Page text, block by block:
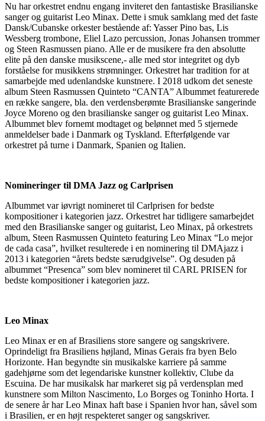
Nu har orkestret endnu engang inviteret den fantastiske Brasilianske
sanger og guitarist Leo Minax. Dette i smuk samklang med det faste
Dansk/Cubanske orkester bestående af: Yasser Pino bas, Lis
Wessberg trombone, Eliel Lazo percussion, Jonas Johansen trommer
og Steen Rasmussen piano. Alle er de musikere fra den absolutte
elite på den danske musikscene,- alle med stor integritet og dyb
forståelse for musikkens strømninger. Orkestret har tradition for at
samarbejde med udenlandske kunstnere. I 2018 udkom det seneste
album Steen Rasmussen Quinteto “CANTA” Albummet featurerede
en række sangere, bla. den verdensberømte Brasilianske sangerinde
Joyce Moreno og den brasilianske sanger og guitarist Leo Minax.
Albummet blev fornemt modtaget og belønnet med 5 stjernede
anmeldelser bade i Danmark og Tyskland. Efterfølgende var
orkestret på turne i Danmark, Spanien og Italien.
Nomineringer til DMA Jazz og Carlprisen
Albummet var iøvrigt nomineret til Carlprisen for bedste
kompositioner i kategorien jazz. Orkestret har tidligere samarbejdet
med den Brasilianske sanger og guitarist, Leo Minax, på orkestrets
album, Steen Rasmussen Quinteto featuring Leo Minax “Lo mejor
de cada casa”, hvilket resulterede i en nominering til DMAjazz i
2013 i kategorien “årets bedste særudgivelse”. Og desuden på
albummet “Presenca” som blev nomineret til CARL PRISEN for
bedste kompositioner i kategorien jazz.
Leo Minax
Leo Minax er en af Brasiliens store sangere og sangskrivere.
Oprindeligt fra Brasiliens højland, Minas Gerais fra byen Belo
Horizonte. Han begyndte sin musikalske karriere på samme
gadehjørne som det legendariske kunstner kollektiv, Clube da
Escuina. De har musikalsk har markeret sig på verdensplan med
kunstnere som Milton Nascimento, Lo Borges og Toninho Horta. I
de senere år har Leo Minax haft base i Spanien hvor han, såvel som
i Brasilien, er en højt respekteret sanger og sangskriver.